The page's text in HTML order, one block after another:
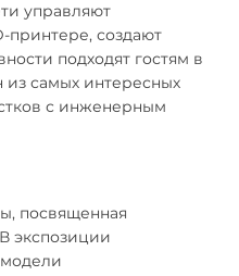
управляют
принтере, создают
подходят гостям в
из самых интересных
с инженерным
посвященная
экспозиции